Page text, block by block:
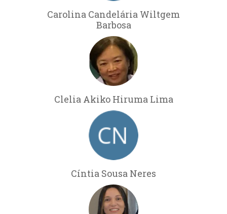
Carolina Candelária Wiltgem
Barbosa
Clelia Akiko Hiruma Lima
Cíntia Sousa Neres